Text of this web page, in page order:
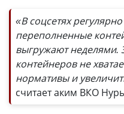
«В соцсетях
переполненные
выгружают неделями.
контейнеров не
нормативы и
считает аким ВКО